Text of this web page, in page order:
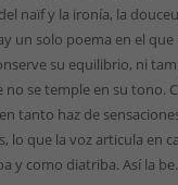
naïf y la ironía, la
un solo poema en el que
su equilibrio, ni
no se temple en su tono.
tanto haz de
lo que la voz articula en
y como diatriba. Así la